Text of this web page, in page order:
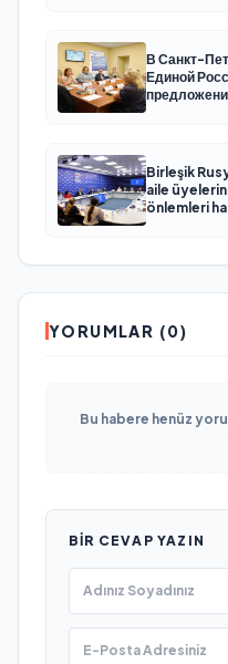
В Санкт-
Единой
Birleşik
aile
önlemleri
YORUMLAR (0)
Bu habere henüz
BIR CEVAP YAZIN